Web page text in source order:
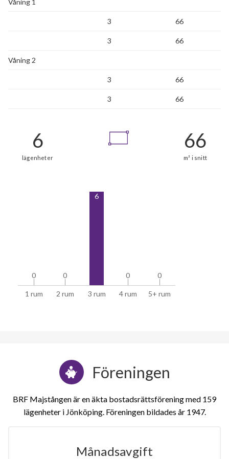
3 66
3 66
Våning 2
3 66
3 66
1 rum 2 rum 3 rum 4 rum 5+ rum
0
0 0
0
6
0
0 0
0
Föreningen
BRF Majstången är en äkta bostadsrättsförening med 159
lägenheter i Jönköping. Föreningen bildades år 1947
Månadsavgift